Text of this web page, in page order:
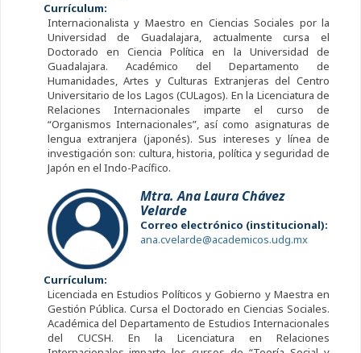
Currículum:
Internacionalista y Maestro en Ciencias Sociales por la
Universidad de Guadalajara, actualmente cursa el
Doctorado en Ciencia Política en la Universidad de
Guadalajara. Académico del Departamento de
Humanidades, Artes y Culturas Extranjeras del Centro
Universitario de los Lagos (CULagos). En la Licenciatura de
Relaciones Internacionales imparte el curso de
“Organismos Internacionales”, así como asignaturas de
lengua extranjera (japonés). Sus intereses y línea de
investigación son: cultura, historia, política y seguridad de
Japón en el Indo-Pacífico.
Mtra. Ana Laura Chávez
Velarde
Correo electrónico (institucional):
ana.cvelarde@academicos.udg.mx
Currículum:
Licenciada en Estudios Políticos y Gobierno y Maestra en
Gestión Pública. Cursa el Doctorado en Ciencias Sociales.
Académica del Departamento de Estudios Internacionales
del CUCSH. En la Licenciatura en Relaciones